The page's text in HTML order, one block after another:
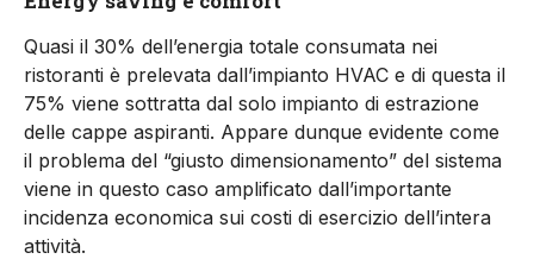
Quasi il 30% dell’energia totale consumata nei
ristoranti è prelevata dall’impianto HVAC e di questa il
75% viene sottratta dal solo impianto di estrazione
delle cappe aspiranti. Appare dunque evidente come
il problema del “giusto dimensionamento” del sistema
viene in questo caso amplificato dall’importante
incidenza economica sui costi di esercizio dell’intera
attività.